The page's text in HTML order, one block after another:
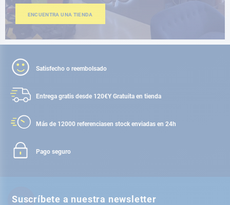
ENCUENTRA UNA TIENDA
Satisfecho o reembolsado
Entrega gratis desde 120€Y Gratuita en tienda
Más de 12000 referenciasen stock enviadas en 24h
Pago seguro
Suscríbete a nuestra newsletter